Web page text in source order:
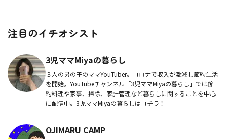
注目のイチオシスト
3児ママMiyaの暮らし
３人の男の子のママYouTuber。コロナで収入が激減し節約生活
を開始。YouTubeチャンネル「3児ママMiyaの暮らし」では節
約料理や家事、掃除、家計管理など暮らしに関することを中心
に配信中。3児ママMiyaの暮らしはコチラ！
OJIMARU CAMP